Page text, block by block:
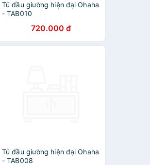
Tủ đầu giường hiện đại Ohaha
- TAB010
720.000 đ
Tủ đầu giường hiện đại Ohaha
- TAB008